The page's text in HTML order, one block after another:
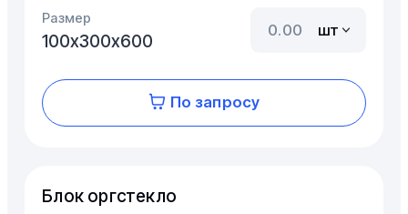
Размер
100х300х600
шт
По запросу
Блок оргстекло